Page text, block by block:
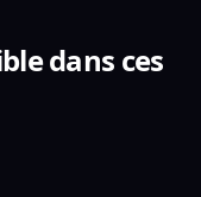
dans ces